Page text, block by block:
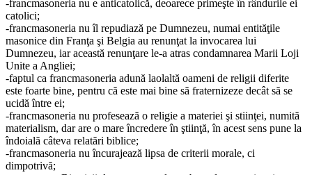
-francmasoneria nu e anticatolică, deoarece primeşte în rândurile ei
catolici;
-francmasoneria nu îl repudiază pe Dumnezeu, numai entităţile
masonice din Franţa şi Belgia au renunţat la invocarea lui
Dumnezeu, iar această renunţare le-a atras condamnarea Marii Loji
Unite a Angliei;
-faptul ca francmasoneria adună laolaltă oameni de religii diferite
este foarte bine, pentru că este mai bine să fraternizeze decât să se
ucidă între ei;
-francmasoneria nu profesează o religie a materiei şi stiinţei, numită
materialism, dar are o mare încredere în ştiinţă, în acest sens pune la
îndoială câteva relatări biblice;
-francmasoneria nu încurajează lipsa de criterii morale, ci
dimpotrivă;